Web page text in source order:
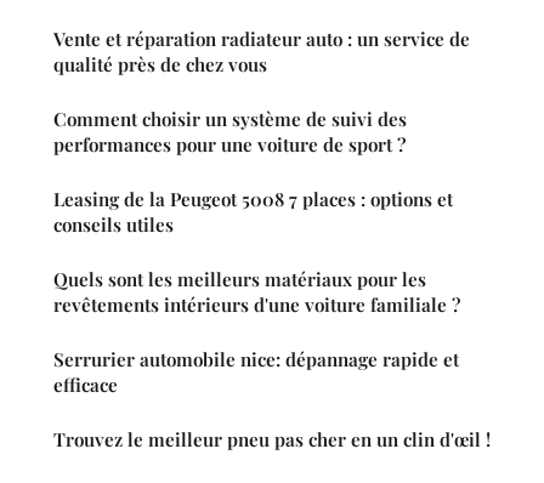
Vente et réparation radiateur auto : un service de
qualité près de chez vous
Comment choisir un système de suivi des
performances pour une voiture de sport ?
Leasing de la Peugeot 5008 7 places : options et
conseils utiles
Quels sont les meilleurs matériaux pour les
revêtements intérieurs d'une voiture familiale ?
Serrurier automobile nice: dépannage rapide et
efficace
Trouvez le meilleur pneu pas cher en un clin d'œil !